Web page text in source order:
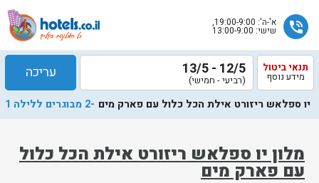
phone_in_talk א'-ה': 19:00-9:00,
שישי: 13:00-9:00
מלון יו ספלאש ריזורט אילת הכל כלול
עם פארק מים
תנאי ביטול
מידע נוסף 12/5 - 13/5
(רביעי - חמישי) עריכה
יו ספלאש ריזורט אילת הכל כלול עם פארק מים -2 מבוגרים ללילה 1